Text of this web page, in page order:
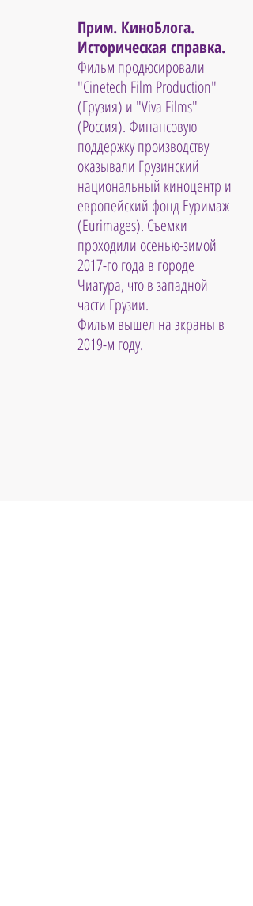
Прим. КиноБлога.
Историческая справка.
Фильм продюсировали
"Cinetech Film Production"
(Грузия) и "Viva Films"
(Россия). Финансовую
поддержку производству
оказывали Грузинский
национальный киноцентр и
европейский фонд Еуримаж
(Eurimages). Съемки
проходили осенью-зимой
2017-го года в городе
Чиатура, что в западной
части Грузии.
Фильм вышел на экраны в
2019-м году.